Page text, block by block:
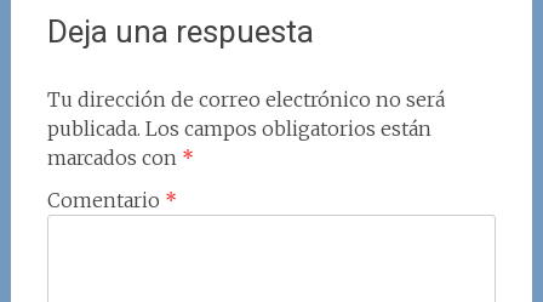
Deja una respuesta
Tu dirección de correo electrónico no será
publicada. Los campos obligatorios están
marcados con *
Comentario *